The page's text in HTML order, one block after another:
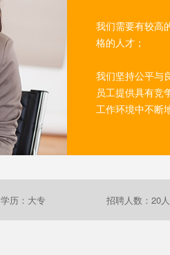
我们需要有较高
格的人才；
我们坚持公平与
员工提供具有竞
工作环境中不断
学历：大专 招聘人数：20人